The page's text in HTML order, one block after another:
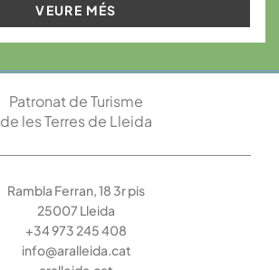
VEURE MÉS
Patronat de Turisme
de les Terres de Lleida
Rambla Ferran, 18 3r pis
25007 Lleida
+34 973 245 408
info@aralleida.cat